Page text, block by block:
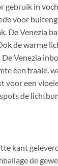
gebruik in
voor
De Venezia
de warme
Venezia
een fraaie,
voor een
de
kant
de